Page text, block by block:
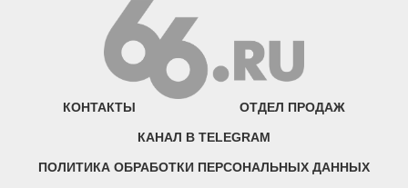
КОНТАКТЫ ОТДЕЛ ПРОДАЖ
КАНАЛ В TELEGRAM
ПОЛИТИКА ОБРАБОТКИ ПЕРСОНАЛЬНЫХ ДАННЫХ